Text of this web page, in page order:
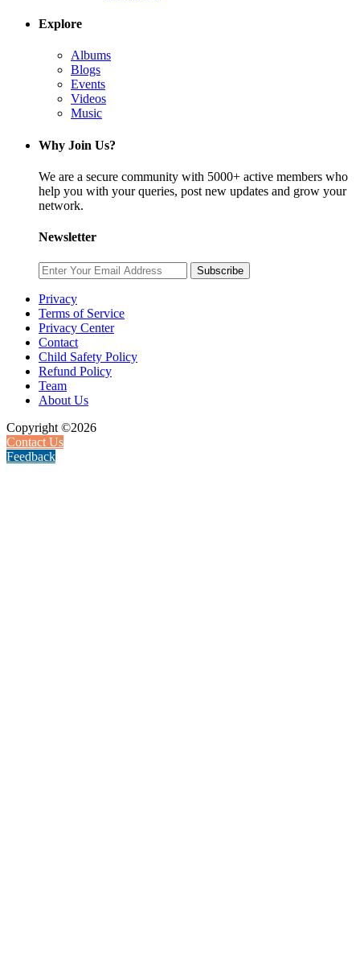
Explore
Albums
Blogs
Events
Videos
Music
Why Join Us?
We are a secure community with 5000+ active members who
help you with your queries, post new updates and grow your
network.
Newsletter
Subscribe
Privacy
Terms of Service
Privacy Center
Contact
Child Safety Policy
Refund Policy
Team
About Us
Copyright ©2026
Contact Us
Feedback